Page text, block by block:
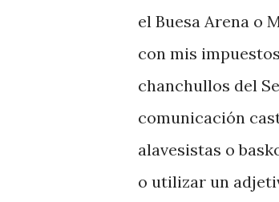
el Buesa Arena o
con mis
chanchullos del
comunicación
alavesistas o
o utilizar un